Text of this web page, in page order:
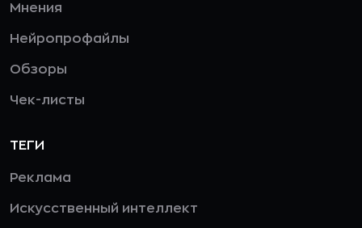
Мнения
Нейропрофайлы
Обзоры
Чек-листы
ТЕГИ
Реклама
Искусственный интеллект